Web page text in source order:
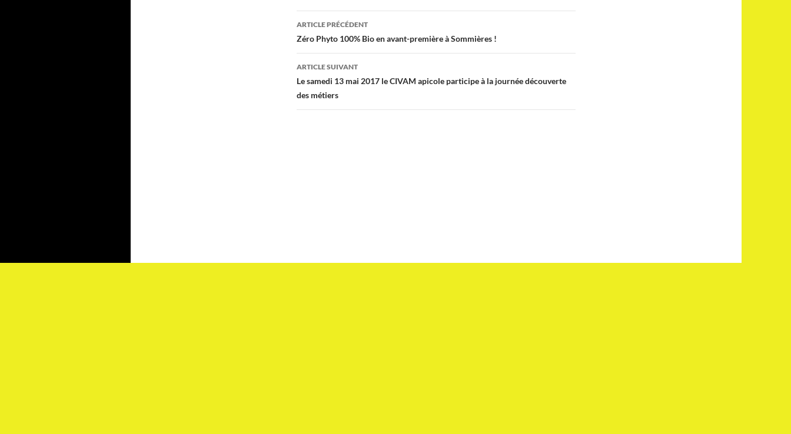
Navigation
des
articles
ARTICLE PRÉCÉDENT
Zéro Phyto 100% Bio en avant-première à Sommières !
ARTICLE SUIVANT
Le samedi 13 mai 2017 le CIVAM apicole participe à la journée découverte
des métiers